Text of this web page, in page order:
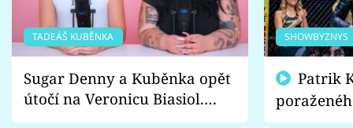
TADEÁŠ KUBĚNKA
Sugar Denny a Kuběnka opět
útočí na Veronicu Biasiol.
Proč je podle nich falešná a
SHOWBYZNYS
fanoušci